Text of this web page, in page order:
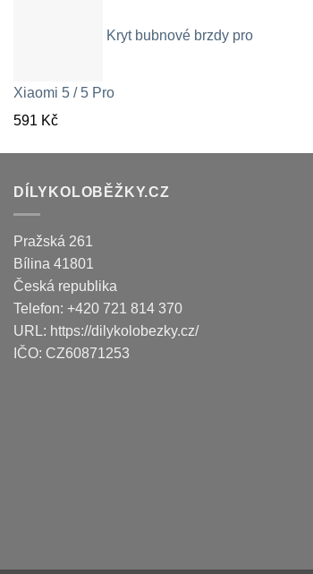
Kryt bubnové brzdy pro
Xiaomi 5 / 5 Pro
591 Kč
DÍLYKOLOBĚŽKY.CZ
Pražská 261
Bílina 41801
Česká republika
Telefon: +420 721 814 370
URL: https://dilykolobezky.cz/
IČO: CZ60871253